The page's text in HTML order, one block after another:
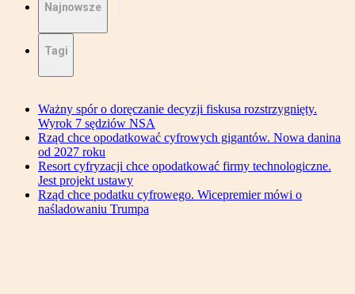
Najnowsze
Tagi
Ważny spór o doręczanie decyzji fiskusa rozstrzygnięty.
Wyrok 7 sędziów NSA
Rząd chce opodatkować cyfrowych gigantów. Nowa danina
od 2027 roku
Resort cyfryzacji chce opodatkować firmy technologiczne.
Jest projekt ustawy
Rząd chce podatku cyfrowego. Wicepremier mówi o
naśladowaniu Trumpa